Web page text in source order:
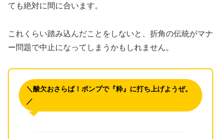
ても絶対に間に合います。
​これくらい踏み込んだことをしないと、折角の伝統がマナ
ー問題で中止になってしまうかもしれません。
＼酸欠おさらば！ポンプで『粋』に打ち上げようぜ。
／